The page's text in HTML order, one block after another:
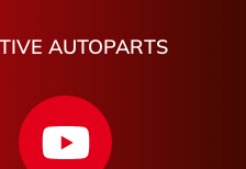
AUTOPARTS